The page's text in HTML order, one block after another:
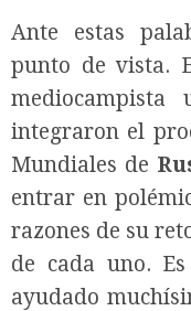
Ante estas
punto de vista.
integraron el
Mundiales de
entrar en
razones de su
de cada uno.
ayudado